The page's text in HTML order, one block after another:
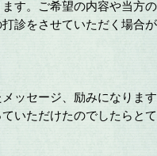
す。ご希望の内容や当方
診をさせていただく場合
ッセージ、励みになりま
いただけたのでしたらと